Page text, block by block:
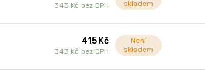
343 Kč bez DPH
skladem
415 Kč
343 Kč bez DPH
Není
skladem